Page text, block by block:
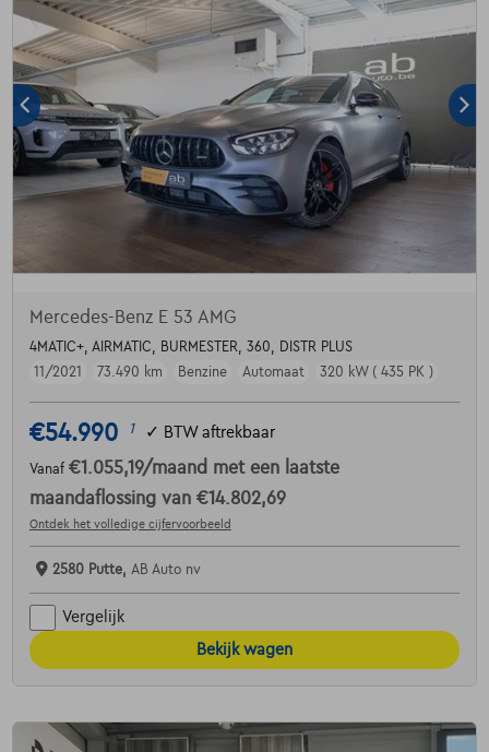
Mercedes-Benz E 53 AMG
4MATIC+, AIRMATIC, BURMESTER, 360, DISTR PLUS
11/2021
73.490 km Benzine Automaat 320 kW ( 435 PK )
€54.990 1 ✓ BTW aftrekbaar
Vanaf €1.055,19/maand met een laatste
maandaflossing van €14.802,69
Ontdek het volledige cijfervoorbeeld
2580 Putte, AB Auto nv
Vergelijk
Bekijk wagen